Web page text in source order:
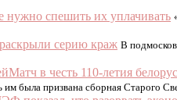
спешить их уплачивать
серию краж В
Матч в честь 110-летия
была призвана сборная Старого